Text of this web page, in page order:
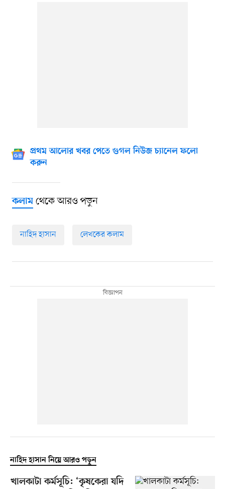
প্রথম আলোর খবর পেতে গুগল নিউজ চ্যানেল ফলো
করুন
কলামথেকে আরও পড়ুন
নাহিদ হাসান লেখকের কলাম
নাহিদ হাসান নিয়ে আরও পড়ুন
খালকাটা কর্মসূচি: ‘কৃষকেরা যদি